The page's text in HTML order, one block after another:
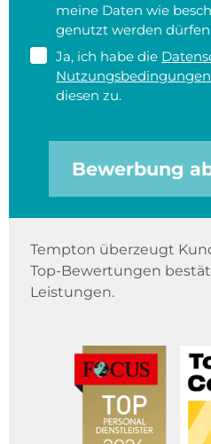
meine Daten wie
genutzt werden dürfen.
Ja, ich habe die
Nutzungsbedingungen
diesen zu.
Bewerbung
Tempton überzeugt
Top-Bewertungen
Leistungen.